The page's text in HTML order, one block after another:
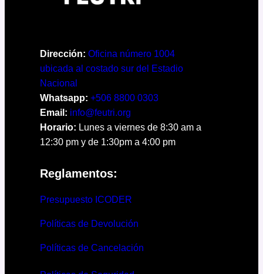
Dirección: Oficina número 1004
ubicada al costado sur del Estadio
Nacional
Whatsapp: +506 8800 0303
Email: info@feutri.org
Horario: Lunes a viernes de 8:30 am a
12:30 pm y de 1:30pm a 4:00 pm
Reglamentos:
Presupuesto ICODER
Políticas de Devolución
Políticas de Cancelación